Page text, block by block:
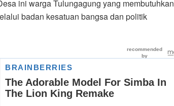
ini warga Tulungagung yang membutuhkan
badan kesatuan bangsa dan politik